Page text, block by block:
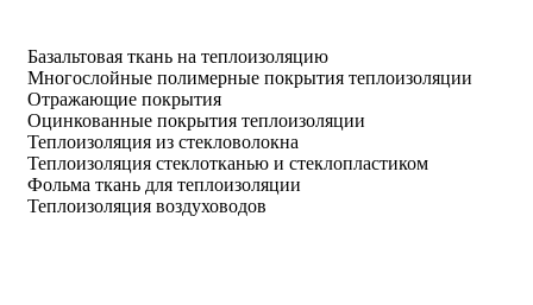
Базальтовая ткань на теплоизоляцию
Многослойные полимерные покрытия теплоизоляции
Отражающие покрытия
Оцинкованные покрытия теплоизоляции
Теплоизоляция из стекловолокна
Теплоизоляция стеклотканью и стеклопластиком
Фольма ткань для теплоизоляции
Теплоизоляция воздуховодов